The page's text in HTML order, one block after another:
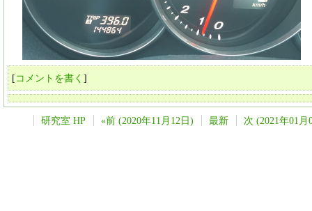
[コメントを書く ]
研究室 HP «前 (2020年11月12日) 最新 次 (2021年01月